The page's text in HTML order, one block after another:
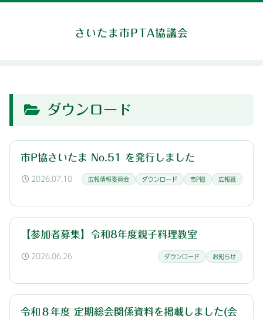
さいたま市PTA協議会
ダウンロード
市P協さいたま No.51 を発行しました
2026.07.10 広報情報委員会 ダウンロード 市P協 広報紙
【参加者募集】令和8年度親子料理教室
2026.06.26 ダウンロード お知らせ
令和８年度 定期総会関係資料を掲載しました(会